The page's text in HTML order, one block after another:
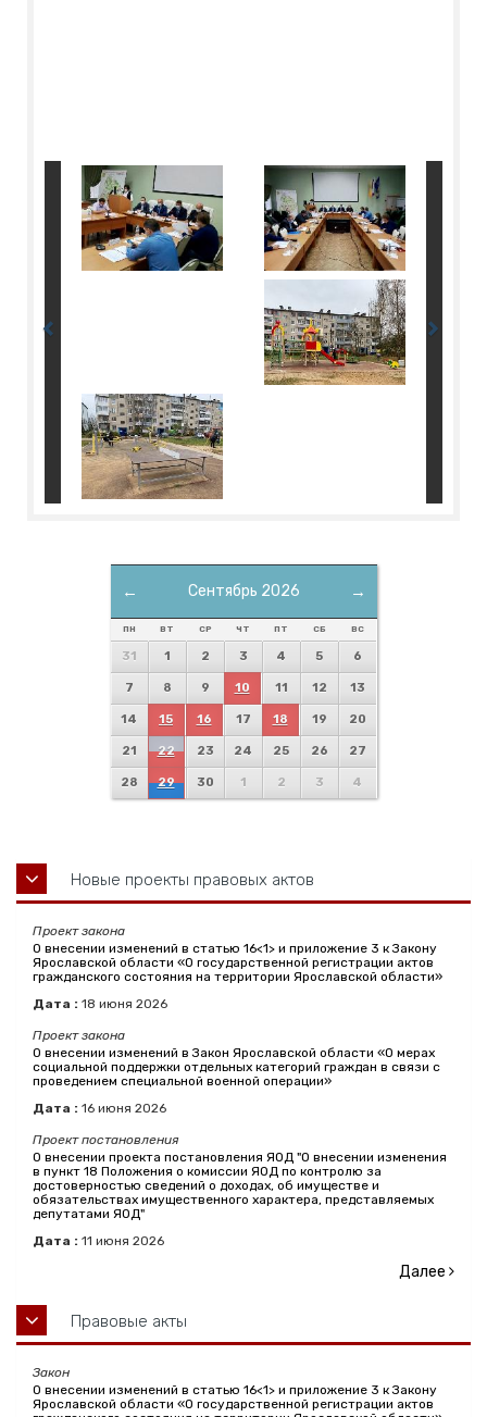
← →
Сентябрь 2026
ПН ВТ СР ЧТ ПТ СБ ВС
31 1 2 3 4 5 6
7 8 9 10 11 12 13
14 15 16 17 18 19 20
21 22 23 24 25 26 27
28 29 30 1 2 3 4
Новые проекты правовых актов
Проект закона
О внесении изменений в статью 16<1> и приложение 3 к Закону
Ярославской области «О государственной регистрации актов
гражданского состояния на территории Ярославской области»
Дата : 18 июня 2026
Проект закона
О внесении изменений в Закон Ярославской области «О мерах
социальной поддержки отдельных категорий граждан в связи с
проведением специальной военной операции»
Дата : 16 июня 2026
Проект постановления
О внесении проекта постановления ЯОД "О внесении изменения
в пункт 18 Положения о комиссии ЯОД по контролю за
достоверностью сведений о доходах, об имуществе и
обязательствах имущественного характера, представляемых
депутатами ЯОД"
Дата : 11 июня 2026
Далее
Правовые акты
Закон
О внесении изменений в статью 16<1> и приложение 3 к Закону
Ярославской области «О государственной регистрации актов